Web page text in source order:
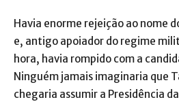
Havia enorme rejeição ao nome
e, antigo apoiador do regime
hora, havia rompido com a
Ninguém jamais imaginaria que
chegaria assumir a Presidência